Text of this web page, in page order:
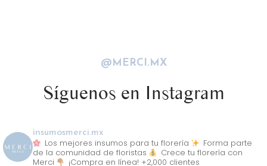
@MERCI.MX
Síguenos en Instagram
insumosmerci.mx
Los mejores insumos para tu florería
Forma parte
de la comunidad de floristas
Crece tu florería con
Merci
¡Compra en línea! +2,000 clientes